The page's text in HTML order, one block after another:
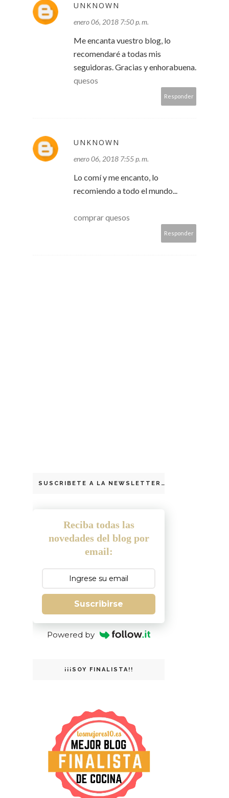
UNKNOWN
enero 06, 2018 7:50 p. m.
Me encanta vuestro blog, lo
recomendaré a todas mis
seguidoras. Gracias y enhorabuena.
quesos
Responder
UNKNOWN
enero 06, 2018 7:55 p. m.
Lo comí y me encanto, lo
recomiendo a todo el mundo...
comprar quesos
Responder
SUSCRIBETE A LA NEWSLETTER
Reciba todas las
novedades del blog por
email:
Suscribirse
Powered by
¡¡¡SOY FINALISTA!!